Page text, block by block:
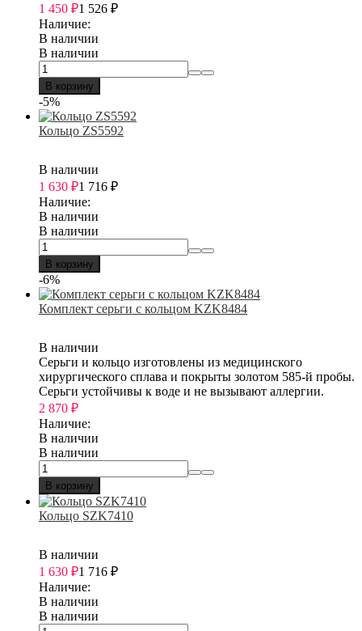
1 450 ₽1 526 ₽
Наличие:
В наличии
В наличии
В корзину
-5%
Кольцо ZS5592
В наличии
1 630 ₽1 716 ₽
Наличие:
В наличии
В наличии
В корзину
-6%
Комплект серьги с кольцом KZK8484
В наличии
Серьги и кольцо изготовлены из медицинского
хирургического сплава и покрыты золотом 585-й пробы.
Серьги устойчивы к воде и не вызывают аллергии.
2 870 ₽
Наличие:
В наличии
В наличии
В корзину
Кольцо SZK7410
В наличии
1 630 ₽1 716 ₽
Наличие:
В наличии
В наличии